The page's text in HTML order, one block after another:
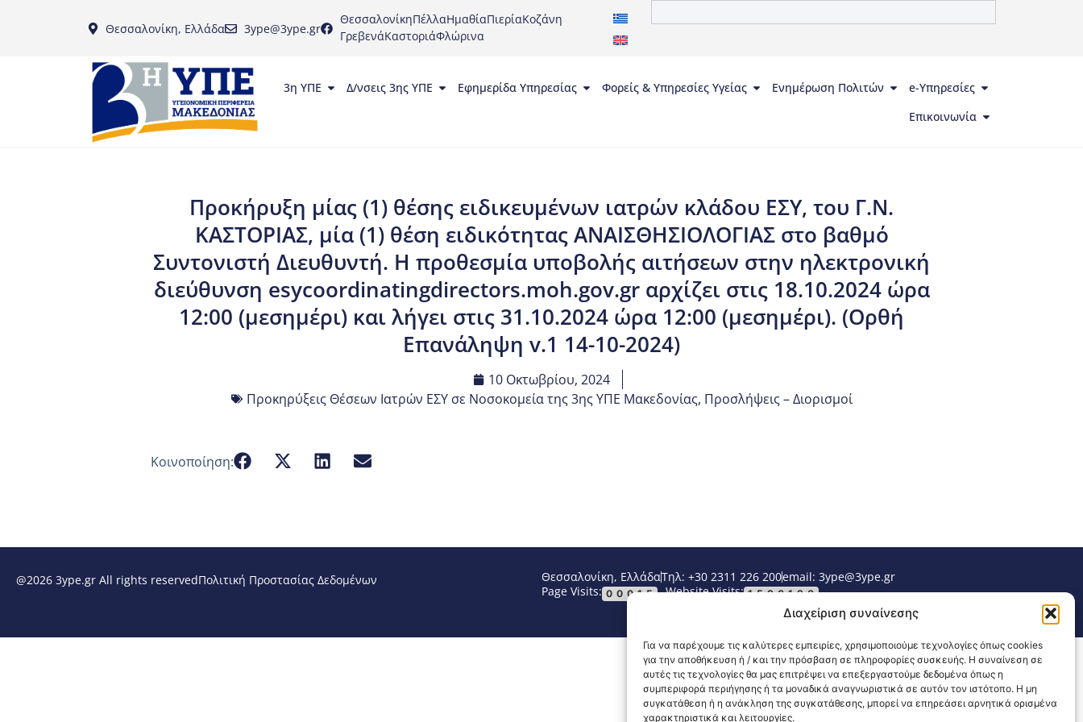
Διαχείριση συναίνεσης
Για να παρέχουμε τις καλύτερες εμπειρίες, χρησιμοποιούμε τεχνολογίες όπως cookies
για την αποθήκευση ή / και την πρόσβαση σε πληροφορίες συσκευής. Η συναίνεση σε
αυτές τις τεχνολογίες θα μας επιτρέψει να επεξεργαστούμε δεδομένα όπως η
συμπεριφορά περιήγησης ή τα μοναδικά αναγνωριστικά σε αυτόν τον ιστότοπο. Η μη
συγκατάθεση ή η ανάκληση της συγκατάθεσης, μπορεί να επηρεάσει αρνητικά ορισμένα
χαρακτηριστικά και λειτουργίες.
Θεσσαλονίκη, Ελλάδα 3ype@3ype.gr
ΘεσσαλονίκηΠέλλαΗμαθίαΠιερίαΚοζάνη
ΓρεβενάΚαστοριάΦλώρινα
3η ΥΠΕ Δ/νσεις 3ης ΥΠΕ Εφημερίδα Υπηρεσίας Φορείς & Υπηρεσίες Υγείας Ενημέρωση Πολιτών
e-Υπηρεσίες
Επικοινωνία
Προκήρυξη μίας (1) θέσης ειδικευμένων ιατρών κλάδου ΕΣΥ, του Γ.Ν.
ΚΑΣΤΟΡΙΑΣ, μία (1) θέση ειδικότητας ΑΝΑΙΣΘΗΣΙΟΛΟΓΙΑΣ στο βαθμό
Συντονιστή Διευθυντή. Η προθεσμία υποβολής αιτήσεων στην ηλεκτρονική
διεύθυνση esycoordinatingdirectors.moh.gov.gr αρχίζει στις 18.10.2024 ώρα
12:00 (μεσημέρι) και λήγει στις 31.10.2024 ώρα 12:00 (μεσημέρι). (Ορθή
Επανάληψη v.1 14-10-2024)
10 Οκτωβρίου, 2024
Προκηρύξεις Θέσεων Ιατρών ΕΣΥ σε Νοσοκομεία της 3ης ΥΠΕ Μακεδονίας, Προσλήψεις – Διορισμοί
Κοινοποίηση:
@2026 3ype.gr All rights reservedΠολιτική Προστασίας Δεδομένων Θεσσαλονίκη, ΕλλάδαΤηλ: +30 2311 226 200email: 3ype@3ype.gr
Page Visits: 00015 Website Visits: 1590190